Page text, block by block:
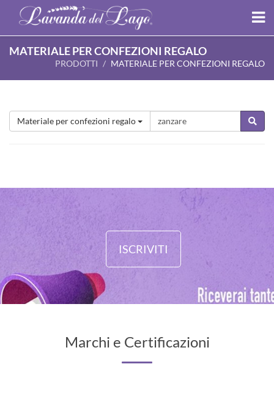
MATERIALE PER CONFEZIONI REGALO
PRODOTTI MATERIALE PER CONFEZIONI REGALO
Materiale per confezioni regalo
ISCRIVITI
Marchi e Certificazioni